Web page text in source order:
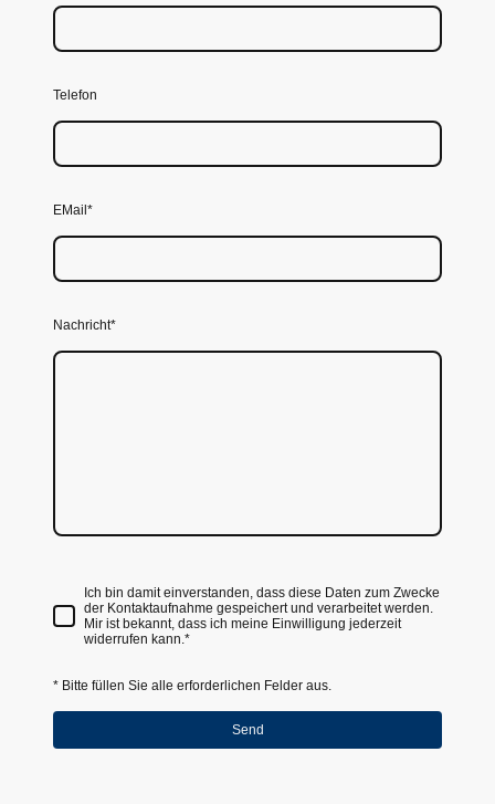
Telefon
EMail*
Nachricht*
Ich bin damit einverstanden, dass diese Daten zum Zwecke
der Kontaktaufnahme gespeichert und verarbeitet werden.
Mir ist bekannt, dass ich meine Einwilligung jederzeit
widerrufen kann.*
* Bitte füllen Sie alle erforderlichen Felder aus.
Send